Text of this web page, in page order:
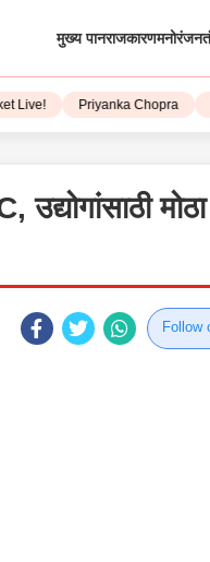
मुख्य पानराजकारणमनोरंजन
Priyanka Chopra
मोठा
Follow